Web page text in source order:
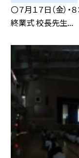
〇７月１７日（金）・
終業式 校長先生...